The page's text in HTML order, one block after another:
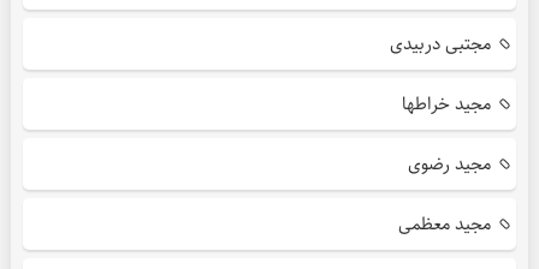
مجتبی دربیدی
مجید خراطها
مجید رضوی
مجید معظمی